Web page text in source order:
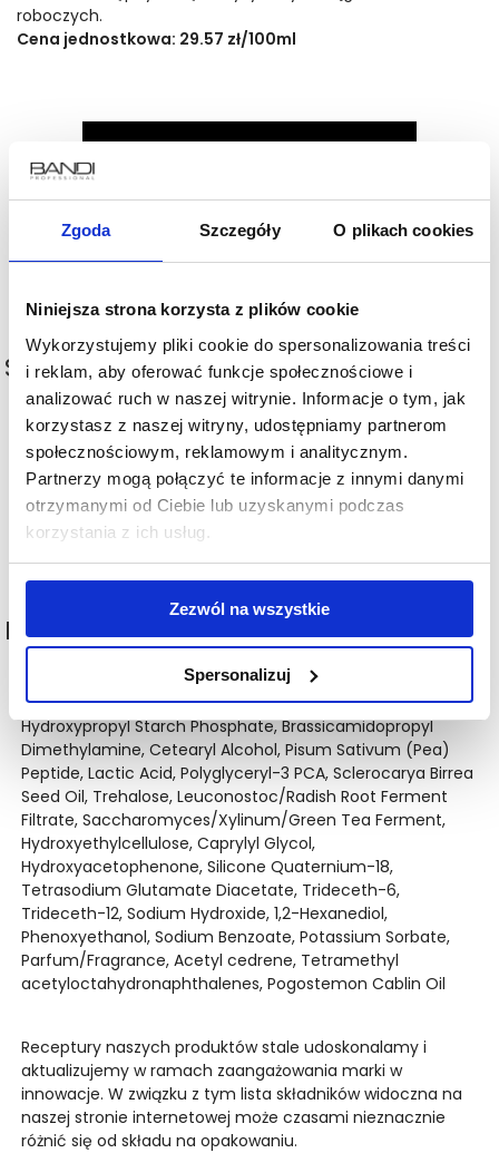
Zgoda Szczegóły O plikach cookies
Niniejsza strona korzysta z plików cookie
Wykorzystujemy pliki cookie do spersonalizowania treści
i reklam, aby oferować funkcje społecznościowe i
analizować ruch w naszej witrynie. Informacje o tym, jak
korzystasz z naszej witryny, udostępniamy partnerom
społecznościowym, reklamowym i analitycznym.
Partnerzy mogą połączyć te informacje z innymi danymi
otrzymanymi od Ciebie lub uzyskanymi podczas
korzystania z ich usług.
Zezwól na wszystkie
Spersonalizuj
roboczych.
Cena jednostkowa: 29.57 zł/100ml
Stosowanie
Po umyciu włosów, rozprowadź równomiernie odżywkę na
całej długości włosów. Dokładnie spłucz po 2-ch
minutach. Przystąp do stylizacji zwiększającej objętość
włosów. Nie stosuj w przypadku nadwrażliwości na
którykolwiek ze składników preparatu. Unikaj kontaktu
preparatu z oczami i błonami śluzowymi.
INCI / składniki
Aqua/Water, Isoamyl Laurate, Glycerin, Glyceryl Stearate,
Hydroxypropyl Starch Phosphate, Brassicamidopropyl
Dimethylamine, Cetearyl Alcohol, Pisum Sativum (Pea)
Peptide, Lactic Acid, Polyglyceryl-3 PCA, Sclerocarya Birrea
Seed Oil, Trehalose, Leuconostoc/Radish Root Ferment
Filtrate, Saccharomyces/Xylinum/Green Tea Ferment,
Hydroxyethylcellulose, Caprylyl Glycol,
Hydroxyacetophenone, Silicone Quaternium-18,
Tetrasodium Glutamate Diacetate, Trideceth-6,
Trideceth-12, Sodium Hydroxide, 1,2-Hexanediol,
Phenoxyethanol, Sodium Benzoate, Potassium Sorbate,
Parfum/Fragrance, Acetyl cedrene, Tetramethyl
acetyloctahydronaphthalenes, Pogostemon Cablin Oil
Receptury naszych produktów stale udoskonalamy i
aktualizujemy w ramach zaangażowania marki w
innowacje. W związku z tym lista składników widoczna na
naszej stronie internetowej może czasami nieznacznie
różnić się od składu na opakowaniu.